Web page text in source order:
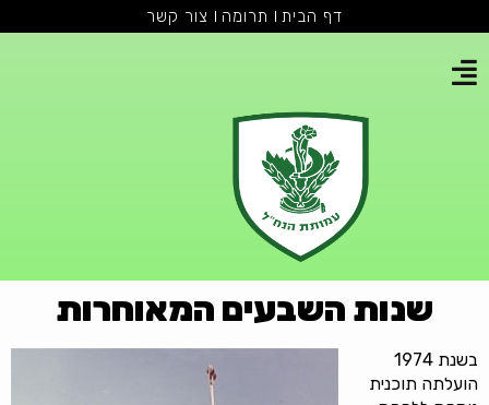
דף הבית תרומה צור קשר
שנות השבעים המאוחרות
בשנת 1974
הועלתה תוכנית